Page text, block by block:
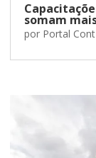
somam
por Portal